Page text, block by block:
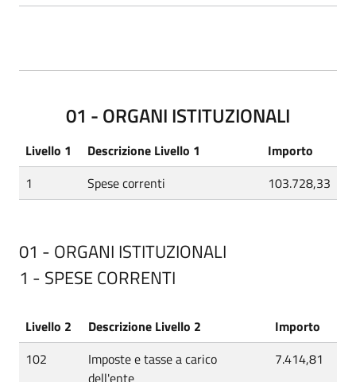
01 - ORGANI ISTITUZIONALI
Livello 1 Descrizione Livello 1
Importo
1
Spese correnti 103.728,33
01 - ORGANI ISTITUZIONALI
1 - SPESE CORRENTI
Livello 2 Descrizione Livello 2
Importo
102
Imposte e tasse a carico
dell'ente
7.414,81